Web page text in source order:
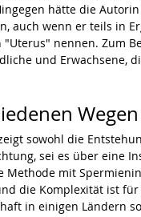
hätte die
auch wenn er teils in
"Uterus" nennen. Zum
und Erwachsene,
sowohl die
sei es über eine
Methode mit
die Komplexität ist
in einigen Ländern